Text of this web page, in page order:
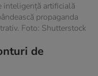
inteligență artificială
propaganda
Foto: Shutterstock
de